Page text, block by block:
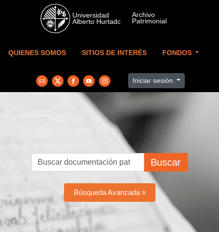
Skip to main content
QUIENES SOMOS SITIOS DE INTERÉS FONDOS
Iniciar sesión
Buscar
Búsqueda Avanzada »